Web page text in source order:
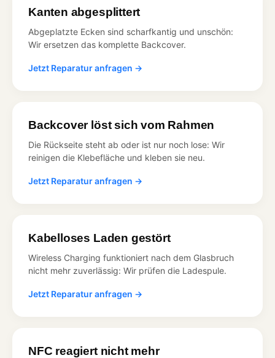
Kanten abgesplittert
Abgeplatzte Ecken sind scharfkantig und unschön:
Wir ersetzen das komplette Backcover.
Jetzt Reparatur anfragen →
Backcover löst sich vom Rahmen
Die Rückseite steht ab oder ist nur noch lose: Wir
reinigen die Klebefläche und kleben sie neu.
Jetzt Reparatur anfragen →
Kabelloses Laden gestört
Wireless Charging funktioniert nach dem Glasbruch
nicht mehr zuverlässig: Wir prüfen die Ladespule.
Jetzt Reparatur anfragen →
NFC reagiert nicht mehr